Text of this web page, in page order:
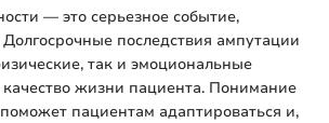
— это серьезное событие,
последствия ампутации
так и эмоциональные
качество жизни пациента. Понимание
пациентам адаптироваться и,